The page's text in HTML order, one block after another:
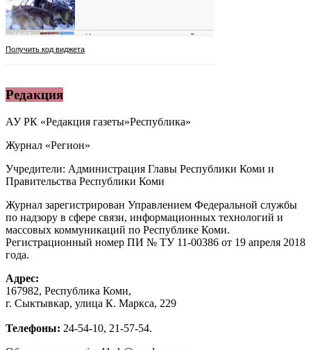
Редакция
АУ РК «Редакция газеты»Республика»
Журнал «Регион»
Учредители: Администрация Главы Республики Коми и
Правительства Республики Коми
Журнал зарегистрирован Управлением Федеральной службы
по надзору в сфере связи, информационных технологий и
массовых коммуникаций по Республике Коми.
Регистрационный номер ПИ № ТУ 11-00386 от 19 апреля 2018
года.
Адрес:
167982, Республика Коми,
г. Сыктывкар, улица К. Маркса, 229
Телефоны: 24-54-10, 21-57-54.